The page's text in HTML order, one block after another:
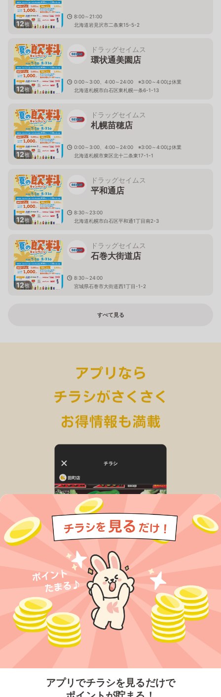
アプリでチラシを見るだけで
12枚
8:00～21:00
北海道岩見沢市二条東15-5-2
12枚
ドラッグセイムス
環状通美園店
0:00～3:00、4:00～24:00 ※3:00～4:00は休業
北海道札幌市白石区東札幌一条6-1-13
12枚
ドラッグセイムス
札幌苗穂店
0:00～3:00、4:00～24:00 ※3:00～4:00は休業
北海道札幌市東区北十二条東17-1-1
12枚
ドラッグセイムス
平和通店
8:30～23:00
北海道札幌市白石区平和通1丁目南2-3
12枚
ドラッグセイムス
石巻大街道店
8:30～24:00
宮城県石巻市大街道西1丁目-1-2
すべて見る